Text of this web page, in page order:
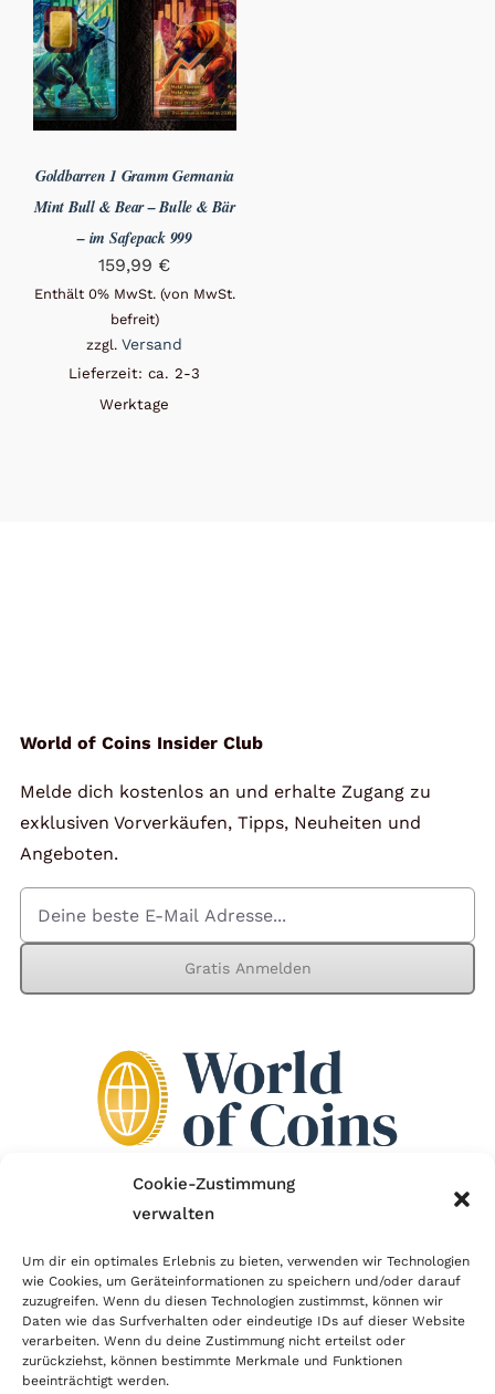
Cookie-Zustimmung
verwalten
Um dir ein optimales Erlebnis zu bieten, verwenden wir Technologien
wie Cookies, um Geräteinformationen zu speichern und/oder darauf
zuzugreifen. Wenn du diesen Technologien zustimmst, können wir
Daten wie das Surfverhalten oder eindeutige IDs auf dieser Website
verarbeiten. Wenn du deine Zustimmung nicht erteilst oder
zurückziehst, können bestimmte Merkmale und Funktionen
beeinträchtigt werden.
Goldbarren 1 Gramm Germania
Mint Bull & Bear – Bulle & Bär
– im Safepack 999
159,99 €
Enthält 0% MwSt. (von MwSt.
befreit)
zzgl.Versand
Lieferzeit: ca. 2-3
Werktage
World of Coins Insider Club
Melde dich kostenlos an und erhalte Zugang zu
exklusiven Vorverkäufen, Tipps, Neuheiten und
Angeboten.
Gratis Anmelden
Der Händlerbund setzt sich für sicheren und
erfolgreichen E-Commerce ein. Auch wir sind wie
viele Onlineshops im Netz Mitglied im Händlerbund
und unterstützen fairen Onlinehandel.